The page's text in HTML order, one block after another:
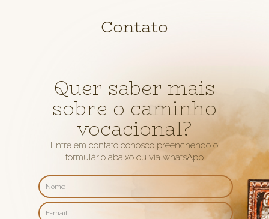
Contato
Quer saber mais
sobre o caminho
vocacional?
Entre em contato conosco preenchendo o
formulário abaixo ou via whatsApp